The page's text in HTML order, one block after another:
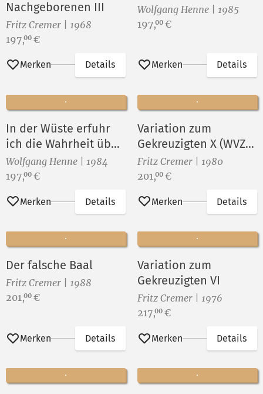
Nachgeborenen III
Fritz Cremer | 1968
Preis:
197,00 €
Merken Details
Wolfgang Henne | 1985
Preis:
197,00 €
Merken Details
In der Wüste erfuhr
ich die Wahrheit über
mich
Wolfgang Henne | 1984
Preis:
197,00 €
Merken Details
Variation zum
Gekreuzigten X (WVZ
Nr.376)
Fritz Cremer | 1980
Preis:
201,00 €
Merken Details
Der falsche Baal
Fritz Cremer | 1988
Preis:
201,00 €
Merken Details
Variation zum
Gekreuzigten VI
Fritz Cremer | 1976
Preis:
217,00 €
Merken Details